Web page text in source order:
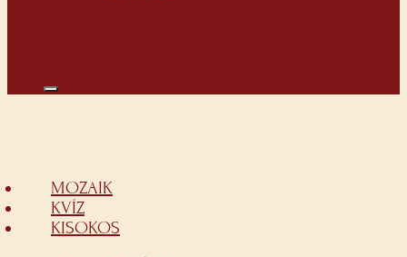
MOZAIK
KVÍZ
KISOKOS